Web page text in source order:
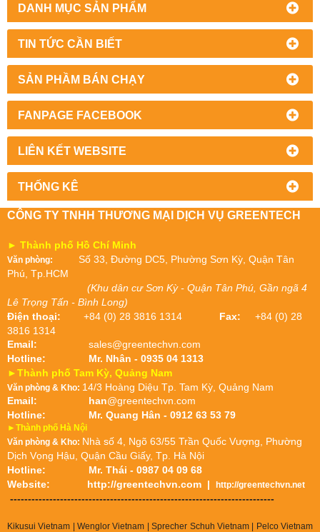
DANH MỤC SẢN PHẨM
TIN TỨC CẦN BIẾT
SẢN PHẦM BÁN CHẠY
FANPAGE FACEBOOK
LIÊN KẾT WEBSITE
THỐNG KÊ
CÔNG TY TNHH THƯƠNG MẠI DỊCH VỤ GREENTECH
► Thành phố Hồ Chí Minh
Văn phòng: Số 33, Đường DC5, Phường Sơn Kỳ, Quận Tân
Phú, Tp.HCM
(Khu dân cư Sơn Kỳ - Quận Tân Phú, Gần ngã 4
Lê Trọng Tấn - Bình Long)
Điện thoại: +84 (0) 28 3816 1314 Fax: +84 (0) 28
3816 1314
Email:
sales@greentechvn.com
Hotline:
Mr. Nhân - 0935 04 1313
►Thành phố Tam Kỳ, Quảng Nam
Văn phòng & Kho: 14/3 Hoàng Diệu Tp. Tam Kỳ, Quảng Nam
Email:
han@greentechvn.com
Hotline:
Mr. Quang Hân - 0912 63 53 79
►Thành phố Hà Nội
Văn phòng & Kho: Nhà số 4, Ngõ 63/55 Trần Quốc Vượng, Phường
Dịch Vọng Hậu, Quận Cầu Giấy, Tp. Hà Nội
Hotline:
Mr. Thái - 0987 04 09 68
Website: http://greentechvn.com | http://greentechvn.net
--------------------------------------------------------------------------
Kikusui Vietnam | Wenglor Vietnam | Sprecher Schuh Vietnam | Pelco Vietnam